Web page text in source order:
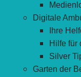
Digitale
Ihre
Hilfe für
Silver
Garten der